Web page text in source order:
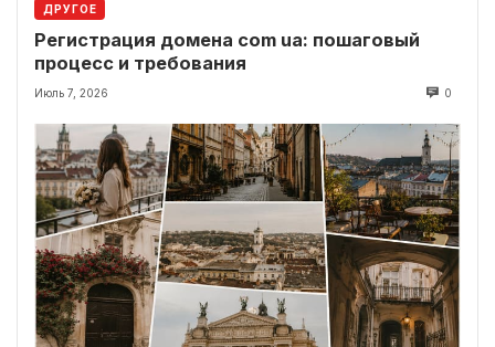
ДРУГОЕ
Регистрация домена com ua: пошаговый
процесс и требования
Июль 7, 2026 0